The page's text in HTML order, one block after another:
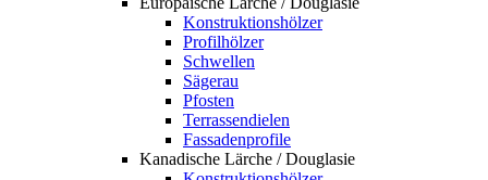
Konstruktionshölzer
Profilhölzer
Schwellen
Sägerau
Pfosten
Terrassendielen
Fassadenprofile
Kanadische Lärche / Douglasie